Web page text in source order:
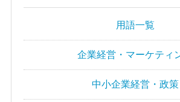
用語一覧
企業経営・マーケティ
中小企業経営・政策